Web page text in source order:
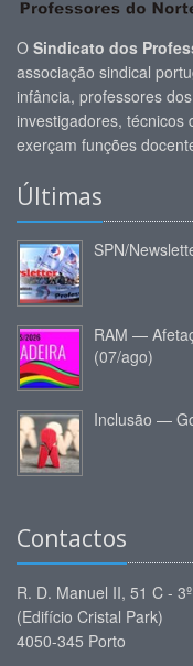
O Sindicato dos
associação sindical
infância, professores
investigadores, técnicos
exerçam funções
Últimas
SPN/
RAM —
(07/ago)
Inclusão —
Contactos
R. D. Manuel II, 51 C - 3º
(Edifício Cristal Park)
4050-345 Porto